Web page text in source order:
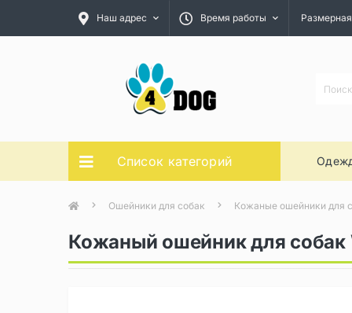
Наш адрес Время работы
Список категорий
Ошейники для собак Кожаные ошейники для
Кожаный ошейник для собак